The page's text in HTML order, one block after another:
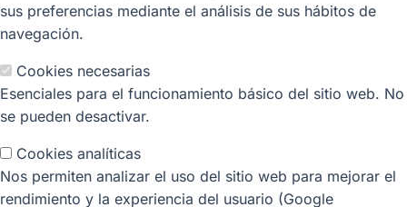
sus preferencias mediante el análisis de sus hábitos de
navegación.
Cookies necesarias
Esenciales para el funcionamiento básico del sitio web. No
se pueden desactivar.
Cookies analíticas
Nos permiten analizar el uso del sitio web para mejorar el
rendimiento y la experiencia del usuario (Google